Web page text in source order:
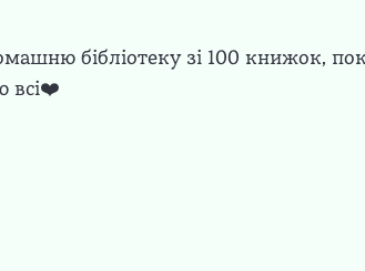
бібліотеку зі 100 книжок,
всі❤️